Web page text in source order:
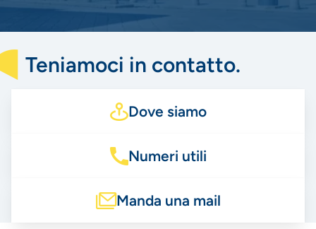
Teniamoci in contatto.
Dove siamo
Numeri utili
Manda una mail